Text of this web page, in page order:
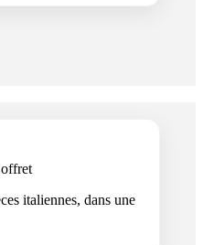
italiennes, dans une